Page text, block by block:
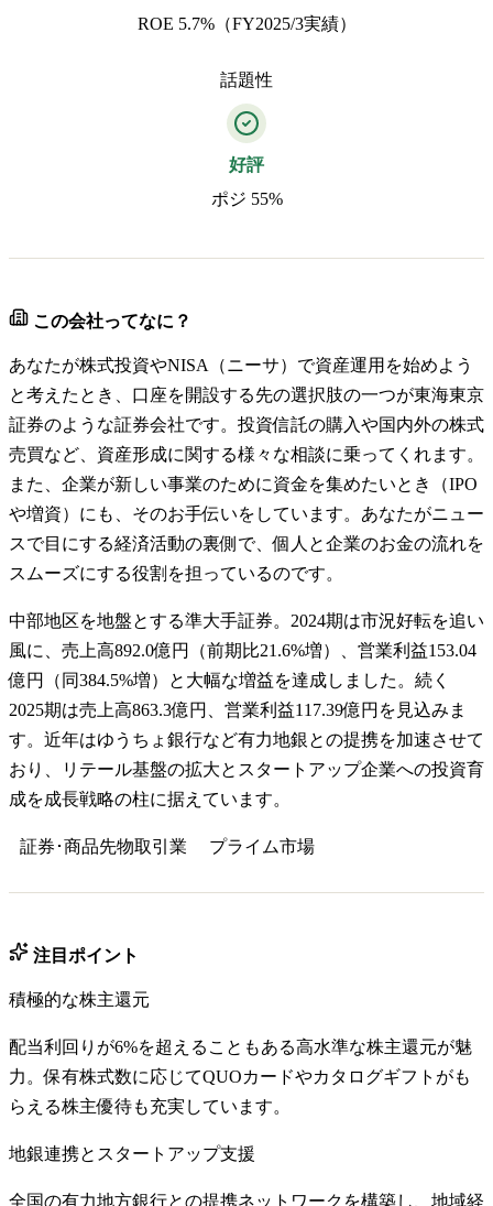
ROE 5.7%（FY2025/3実績）
話題性
好評
ポジ 55%
この会社ってなに？
あなたが株式投資やNISA（ニーサ）で資産運用を始めよう
と考えたとき、口座を開設する先の選択肢の一つが東海東京
証券のような証券会社です。投資信託の購入や国内外の株式
売買など、資産形成に関する様々な相談に乗ってくれます。
また、企業が新しい事業のために資金を集めたいとき（IPO
や増資）にも、そのお手伝いをしています。あなたがニュー
スで目にする経済活動の裏側で、個人と企業のお金の流れを
スムーズにする役割を担っているのです。
中部地区を地盤とする準大手証券。2024期は市況好転を追い
風に、売上高892.0億円（前期比21.6%増）、営業利益153.04
億円（同384.5%増）と大幅な増益を達成しました。続く
2025期は売上高863.3億円、営業利益117.39億円を見込みま
す。近年はゆうちょ銀行など有力地銀との提携を加速させて
おり、リテール基盤の拡大とスタートアップ企業への投資育
成を成長戦略の柱に据えています。
証券･商品先物取引業 プライム市場
注目ポイント
積極的な株主還元
配当利回りが6%を超えることもある高水準な株主還元が魅
力。保有株式数に応じてQUOカードやカタログギフトがも
らえる株主優待も充実しています。
地銀連携とスタートアップ支援
全国の有力地方銀行との提携ネットワークを構築し、地域経